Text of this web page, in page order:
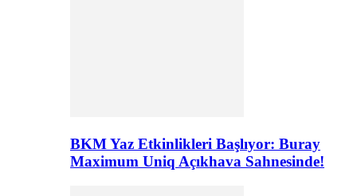
BKM Yaz Etkinlikleri Başlıyor: Buray
Maximum Uniq Açıkhava Sahnesinde!